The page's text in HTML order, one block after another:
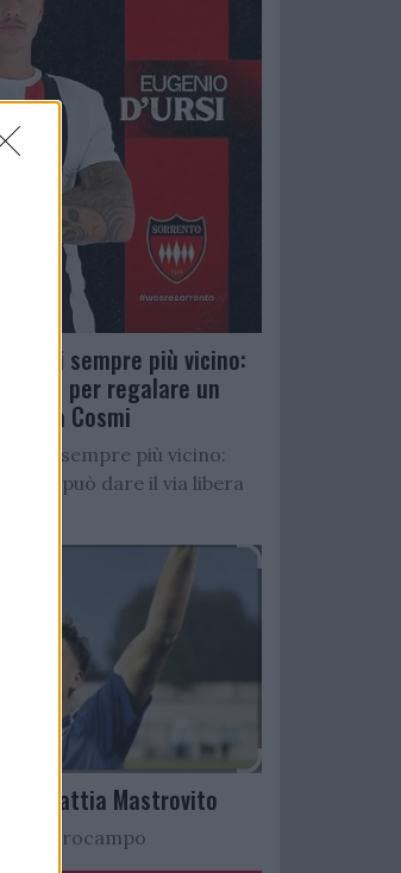
sempre più vicino:
per regalare un
a Cosmi
sempre più vicino:
può dare il via libera
Mattia Mastrovito
a centrocampo